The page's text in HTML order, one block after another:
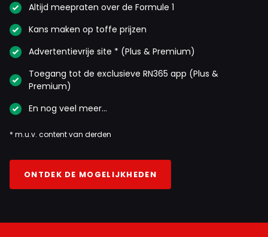
Altijd meepraten over de Formule 1
Kans maken op toffe prijzen
Advertentievrije site * (Plus & Premium)
Toegang tot de exclusieve RN365 app (Plus &
Premium)
En nog veel meer…
* m.u.v. content van derden
ONTDEK DE MOGELIJKHEDEN